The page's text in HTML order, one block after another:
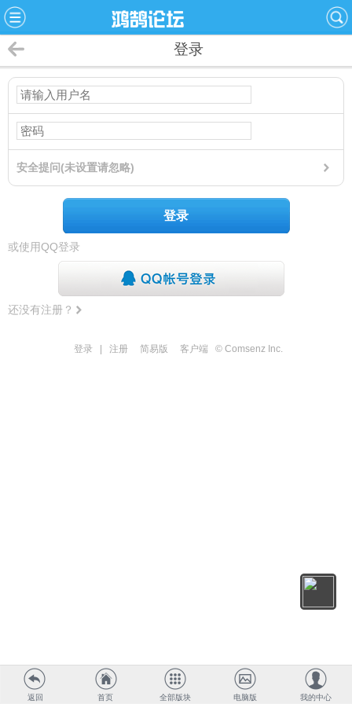
登录
安全提问(未设置请忽略)
登录
或使用QQ登录
还没有注册？
登录 注册 简易版 客户端 © Comsenz Inc.
返回 首页 全部版块 电脑版 我的中心